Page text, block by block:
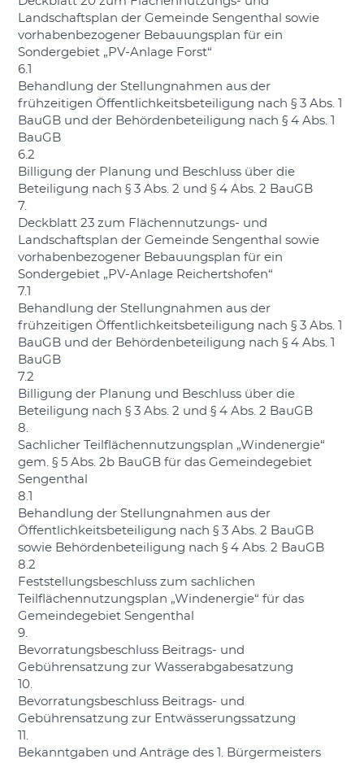
Landschaftsplan der Gemeinde Sengenthal sowie
vorhabenbezogener Bebauungsplan für ein
Sondergebiet „PV-Anlage Forst“
6.1
Behandlung der Stellungnahmen aus der
frühzeitigen Öffentlichkeitsbeteiligung nach § 3 Abs. 1
BauGB und der Behördenbeteiligung nach § 4 Abs. 1
BauGB
6.2
Billigung der Planung und Beschluss über die
Beteiligung nach § 3 Abs. 2 und § 4 Abs. 2 BauGB
7.
Deckblatt 23 zum Flächennutzungs- und
Landschaftsplan der Gemeinde Sengenthal sowie
vorhabenbezogener Bebauungsplan für ein
Sondergebiet „PV-Anlage Reichertshofen“
7.1
Behandlung der Stellungnahmen aus der
frühzeitigen Öffentlichkeitsbeteiligung nach § 3 Abs. 1
BauGB und der Behördenbeteiligung nach § 4 Abs. 1
BauGB
7.2
Billigung der Planung und Beschluss über die
Beteiligung nach § 3 Abs. 2 und § 4 Abs. 2 BauGB
8.
Sachlicher Teilflächennutzungsplan „Windenergie“
gem. § 5 Abs. 2b BauGB für das Gemeindegebiet
Sengenthal
8.1
Behandlung der Stellungnahmen aus der
Öffentlichkeitsbeteiligung nach § 3 Abs. 2 BauGB
sowie Behördenbeteiligung nach § 4 Abs. 2 BauGB
8.2
Feststellungsbeschluss zum sachlichen
Teilflächennutzungsplan „Windenergie“ für das
Gemeindegebiet Sengenthal
9.
Bevorratungsbeschluss Beitrags- und
Gebührensatzung zur Wasserabgabesatzung
10.
Bevorratungsbeschluss Beitrags- und
Gebührensatzung zur Entwässerungssatzung
11.
Bekanntgaben und Anträge des 1. Bürgermeisters